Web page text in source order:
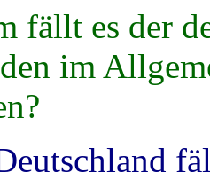
fällt es der
im